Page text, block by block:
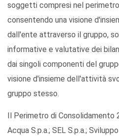
soggetti compresi nel
consentendo una visione
dall'ente attraverso il gruppo,
informative e valutative dei
dai singoli componenti del
visione d'insieme dell'attività
gruppo stesso.
Il Perimetro di
Acqua S.p.a.; SEL S.p.a.;